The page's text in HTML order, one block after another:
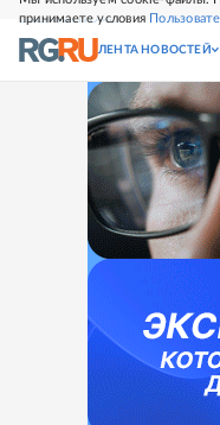
принимаете условия
СВЕЖИЙ НОМЕР
ЛЕНТА НОВОСТЕЙ